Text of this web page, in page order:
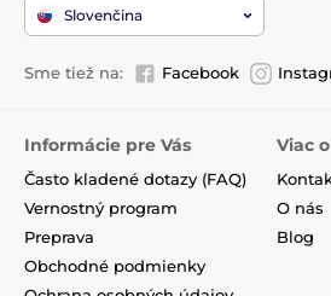
Slovenčina
Sme tiež na: Facebook
Informácie pre Vás
Často kladené dotazy (FAQ)
Vernostný program
Preprava
Obchodné podmienky
Viac
O nás
Blog